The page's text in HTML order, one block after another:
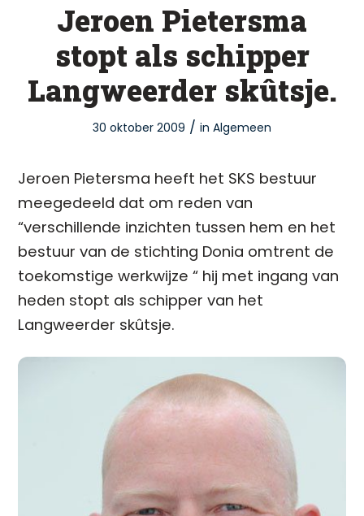
Jeroen Pietersma
stopt als schipper
Langweerder skûtsje.
30 oktober 2009 / in Algemeen
Jeroen Pietersma heeft het SKS bestuur
meegedeeld dat om reden van
“verschillende inzichten tussen hem en het
bestuur van de stichting Donia omtrent de
toekomstige werkwijze “ hij met ingang van
heden stopt als schipper van het
Langweerder skûtsje.